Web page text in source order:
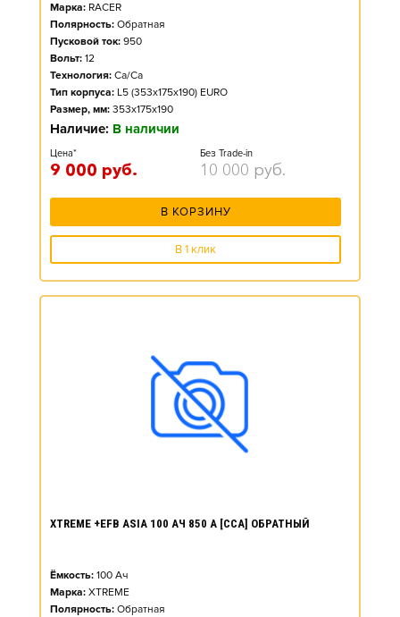
Марка: RACER
Полярность: Обратная
Пусковой ток: 950
Вольт: 12
Технология: Ca/Ca
Тип корпуса: L5 (353x175x190) EURO
Размер, мм: 353x175x190
Наличие: В наличии
Цена*
9 000 руб.
Без Trade-in
10 000 руб.
В КОРЗИНУ
В 1 клик
XTREME +EFB ASIA 100 АЧ 850 А [CCA] ОБРАТНЫЙ
Ёмкость: 100 Ач
Марка: XTREME
Полярность: Обратная